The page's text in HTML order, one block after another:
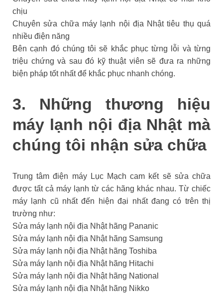
chịu
Chuyên sửa chữa máy lạnh nội địa Nhật tiêu thụ quá
nhiều điện năng
Bên cạnh đó chúng tôi sẽ khắc phục từng lỗi và từng
triệu chứng và sau đó kỹ thuật viên sẽ đưa ra những
biện pháp tốt nhất để khắc phục nhanh chóng.
3. Những thương hiệu
máy lạnh nội địa Nhật mà
chúng tôi nhận sửa chữa
Trung tâm điện máy Lục Mạch cam kết sẽ sửa chữa
được tất cả máy lạnh từ các hãng khác nhau. Từ chiếc
máy lạnh cũ nhất đến hiện đại nhất đang có trên thị
trường như:
Sửa máy lạnh nội địa Nhật hãng Pananic
Sửa máy lạnh nội địa Nhật hãng Samsung
Sửa máy lạnh nội địa Nhật hãng Toshiba
Sửa máy lạnh nội địa Nhật hãng Hitachi
Sửa máy lạnh nội địa Nhật hãng National
Sửa máy lạnh nội địa Nhật hãng Nikko